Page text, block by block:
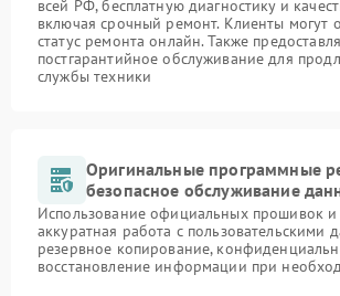
всей РФ, бесплатную диагностику и
включая срочный ремонт. Клиенты могут
статус ремонта онлайн. Также
постгарантийное обслуживание для
службы техники
Оригинальные программные
безопасное обслуживание
Использование официальных прошивок и
аккуратная работа с пользовательскими
резервное копирование,
восстановление информации при